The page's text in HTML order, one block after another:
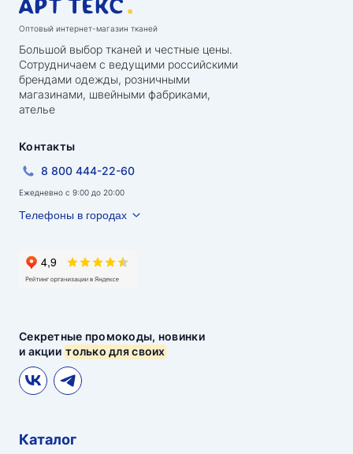
Оптовый интернет-магазин тканей
Большой выбор тканей и честные цены.
Сотрудничаем с ведущими российскими
брендами одежды, розничными
магазинами, швейными фабриками,
ателье
Секретные промокоды, новинки
и акциитолько для своих
Контакты
8 800 444-22-60
Ежедневно с 9:00 до 20:00
Телефоны в городах
Каталог